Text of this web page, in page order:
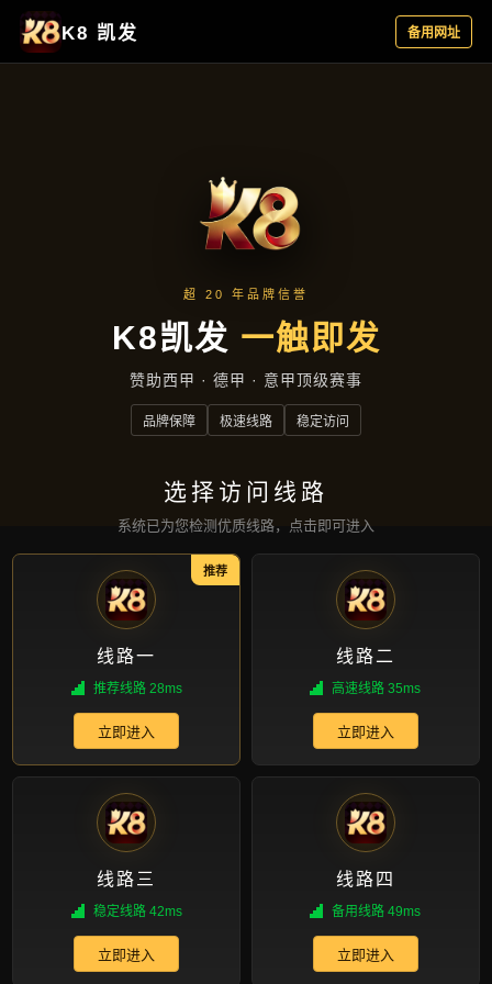
应用实例
首页 应用实例